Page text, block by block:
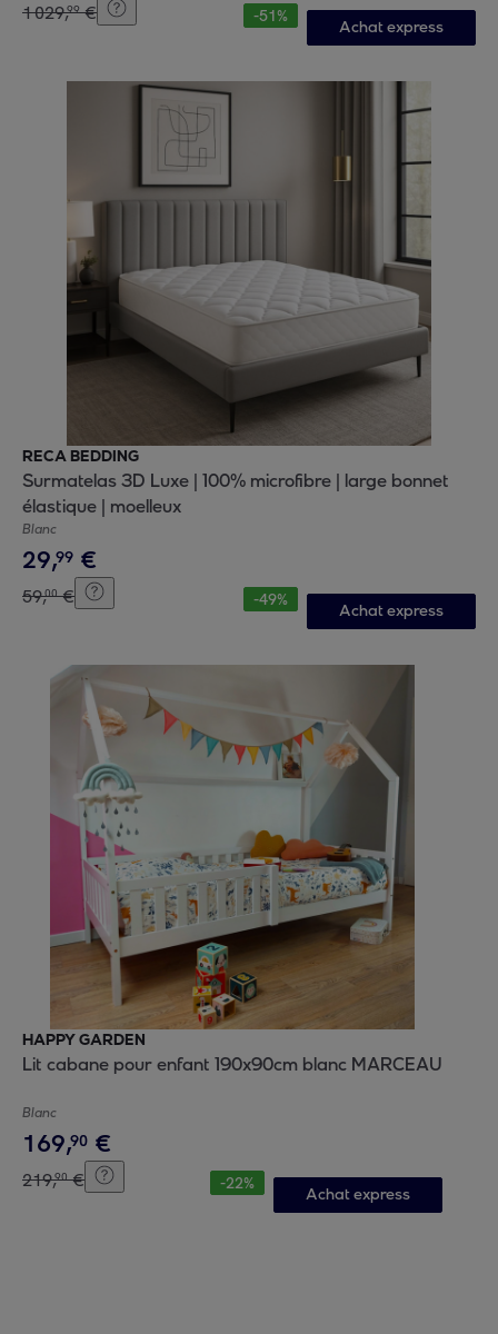
1029,99 € -51%
Achat express
RECA BEDDING
Surmatelas 3D Luxe | 100% microfibre | large bonnet
élastique | moelleux
Blanc
29,99 €
59,00 € -49%
Achat express
HAPPY GARDEN
Lit cabane pour enfant 190x90cm blanc MARCEAU
Blanc
169,90 €
219,90 € -22%
Achat express